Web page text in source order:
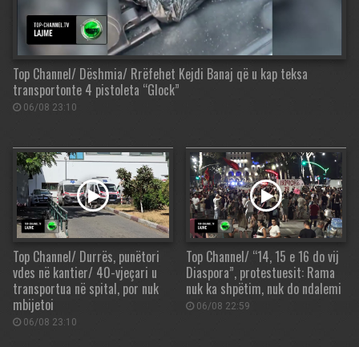
Top Channel/ Dëshmia/ Rrëfehet Kejdi Banaj që u kap teksa
transportonte 4 pistoleta “Glock”
06/08 23:10
Top Channel/ Durrës, punëtori
vdes në kantier/ 40-vjeçari u
transportua në spital, por nuk
mbijetoi
06/08 23:10
Top Channel/ “14, 15 e 16 do vij
Diaspora”, protestuesit: Rama
nuk ka shpëtim, nuk do ndalemi
06/08 22:59